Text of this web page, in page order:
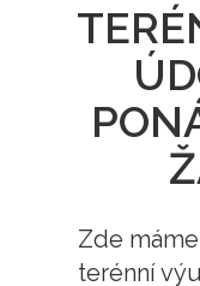
Zde
terénní